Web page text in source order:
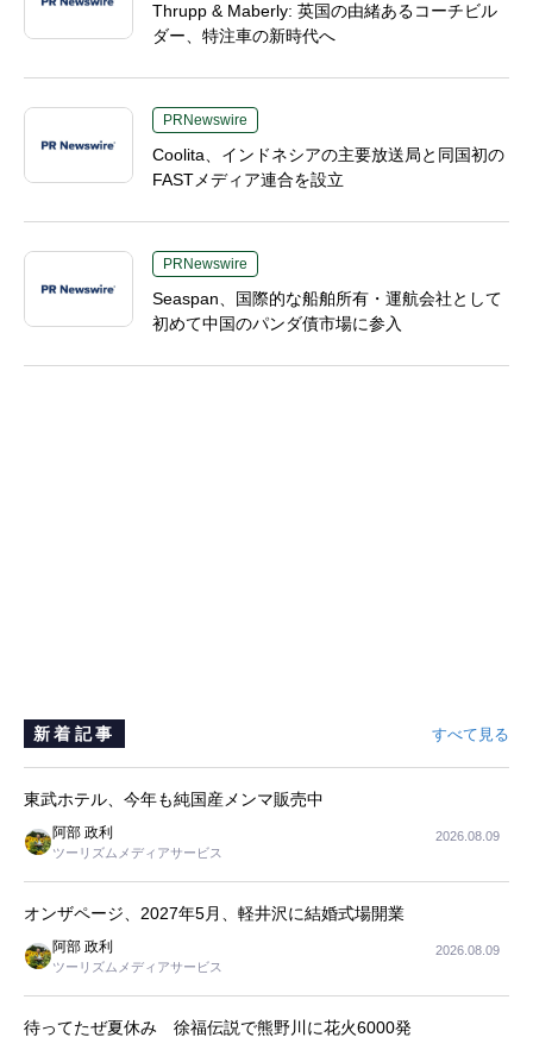
Thrupp & Maberly: 英国の由緒あるコーチビル
ダー、特注車の新時代へ
PRNewswire
Coolita、インドネシアの主要放送局と同国初の
FASTメディア連合を設立
PRNewswire
Seaspan、国際的な船舶所有・運航会社として
初めて中国のパンダ債市場に参入
新着記事 すべて見る
東武ホテル、今年も純国産メンマ販売中
阿部 政利
ツーリズムメディアサービス
2026.08.09
オンザページ、2027年5月、軽井沢に結婚式場開業
阿部 政利
ツーリズムメディアサービス
2026.08.09
待ってたぜ夏休み 徐福伝説で熊野川に花火6000発